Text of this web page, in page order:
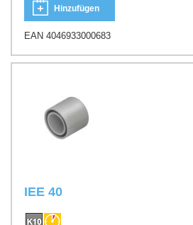
Hinzufügen
EAN 4046933000683
IEE 40